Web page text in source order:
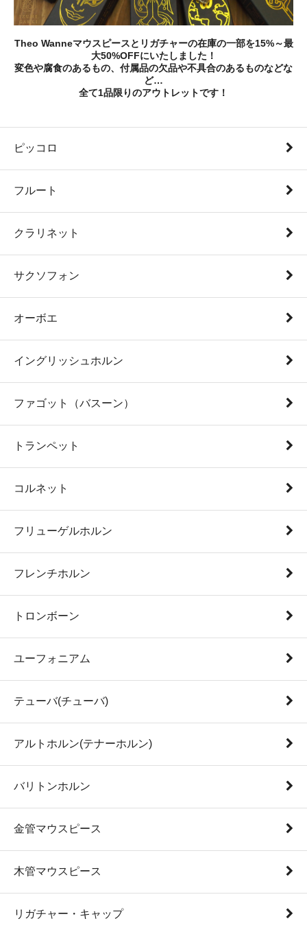
Theo Wanneマウスピースとリガチャーの在庫の一部を15%～最
大50%OFFにいたしました！
変色や腐食のあるもの、付属品の欠品や不具合のあるものなどな
ど…
全て1品限りのアウトレットです！
ピッコロ
フルート
クラリネット
サクソフォン
オーボエ
イングリッシュホルン
ファゴット（バスーン）
トランペット
コルネット
フリューゲルホルン
フレンチホルン
トロンボーン
ユーフォニアム
テューバ(チューバ)
アルトホルン(テナーホルン)
バリトンホルン
金管マウスピース
木管マウスピース
リガチャー・キャップ